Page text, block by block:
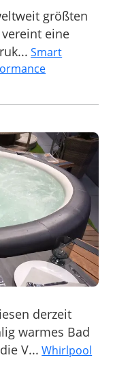
größten
eine
Smart
derzeit
warmes Bad
V... Whirlpool